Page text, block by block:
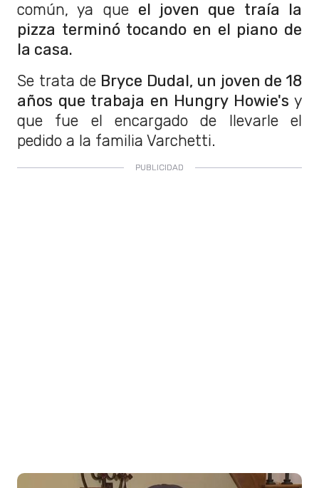
común, ya que el joven que traía la
pizza terminó tocando en el piano de
la casa.
Se trata de Bryce Dudal, un joven de 18
años que trabaja en Hungry Howie's y
que fue el encargado de llevarle el
pedido a la familia Varchetti.